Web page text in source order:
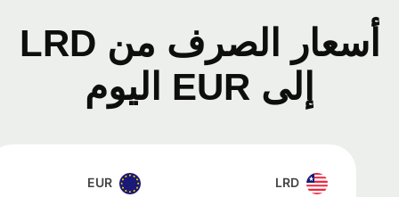
أسعار الصرف من LRD
إلى EUR اليوم
LRD
EUR